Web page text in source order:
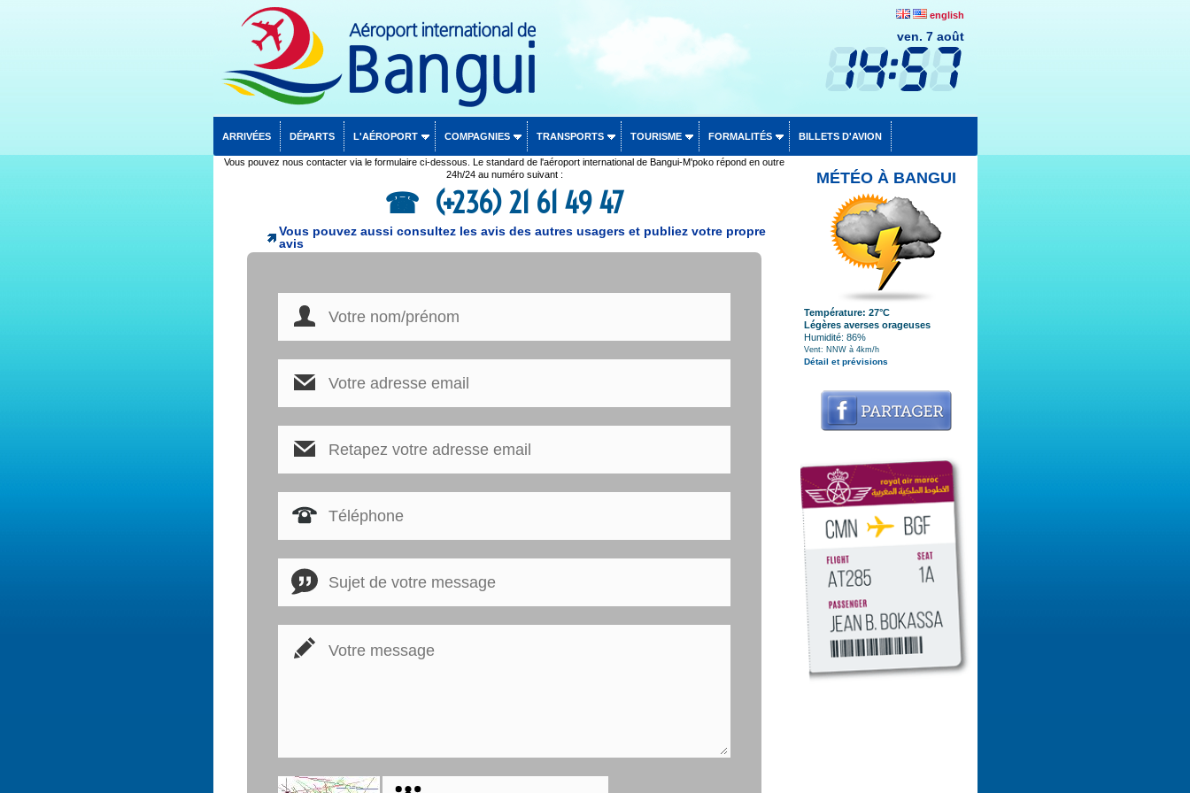
english
ven. 7 août
ARRIVÉES DÉPARTS L'AÉROPORT COMPAGNIES TRANSPORTS TOURISME FORMALITÉS BILLETS D'AVION
Vous pouvez nous contacter via le formulaire ci-dessous. Le standard de l'aéroport international de Bangui-M'poko répond en outre
24h/24 au numéro suivant :
(+236) 21 61 49 47
Vous pouvez aussi consultez les avis des autres usagers et publiez votre propre
avis
MÉTÉO À BANGUI
Température: 27°C
Légères averses orageuses
Humidité: 86%
Vent: NNW à 4km/h
Détail et prévisions